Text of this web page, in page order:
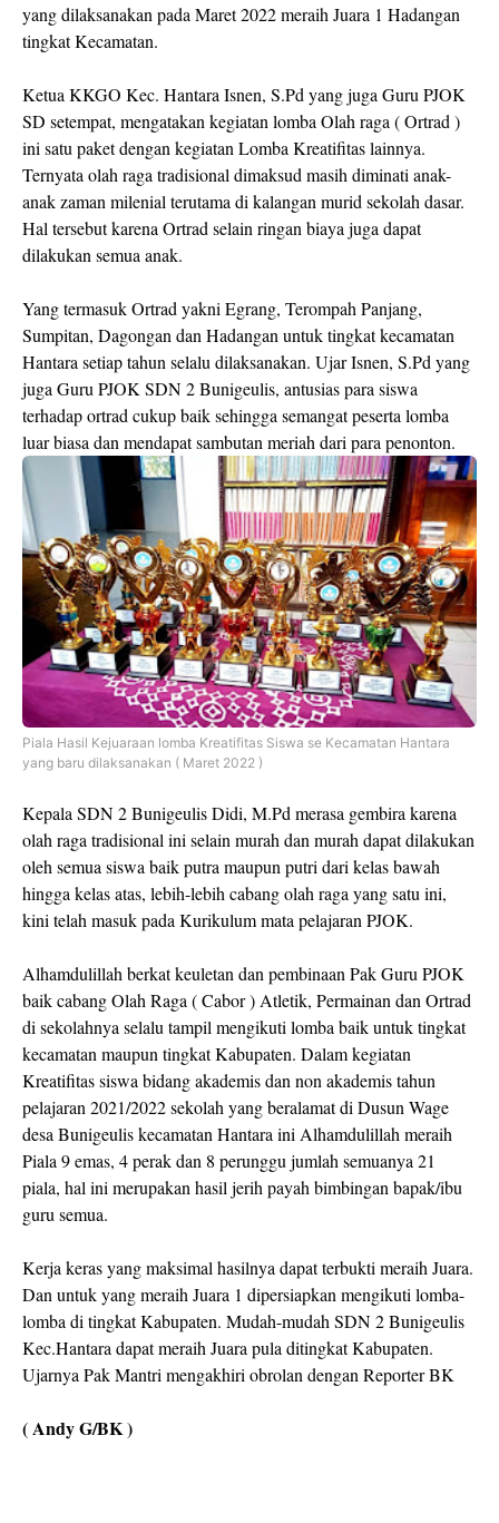
yang dilaksanakan pada Maret 2022 meraih Juara 1 Hadangan
tingkat Kecamatan.
Ketua KKGO Kec. Hantara Isnen, S.Pd yang juga Guru PJOK
SD setempat, mengatakan kegiatan lomba Olah raga ( Ortrad )
ini satu paket dengan kegiatan Lomba Kreatifitas lainnya.
Ternyata olah raga tradisional dimaksud masih diminati anak-
anak zaman milenial terutama di kalangan murid sekolah dasar.
Hal tersebut karena Ortrad selain ringan biaya juga dapat
dilakukan semua anak.
Yang termasuk Ortrad yakni Egrang, Terompah Panjang,
Sumpitan, Dagongan dan Hadangan untuk tingkat kecamatan
Hantara setiap tahun selalu dilaksanakan. Ujar Isnen, S.Pd yang
juga Guru PJOK SDN 2 Bunigeulis, antusias para siswa
terhadap ortrad cukup baik sehingga semangat peserta lomba
luar biasa dan mendapat sambutan meriah dari para penonton.
Piala Hasil Kejuaraan lomba Kreatifitas Siswa se Kecamatan Hantara
yang baru dilaksanakan ( Maret 2022 )
Kepala SDN 2 Bunigeulis Didi, M.Pd merasa gembira karena
olah raga tradisional ini selain murah dan murah dapat dilakukan
oleh semua siswa baik putra maupun putri dari kelas bawah
hingga kelas atas, lebih-lebih cabang olah raga yang satu ini,
kini telah masuk pada Kurikulum mata pelajaran PJOK.
Alhamdulillah berkat keuletan dan pembinaan Pak Guru PJOK
baik cabang Olah Raga ( Cabor ) Atletik, Permainan dan Ortrad
di sekolahnya selalu tampil mengikuti lomba baik untuk tingkat
kecamatan maupun tingkat Kabupaten. Dalam kegiatan
Kreatifitas siswa bidang akademis dan non akademis tahun
pelajaran 2021/2022 sekolah yang beralamat di Dusun Wage
desa Bunigeulis kecamatan Hantara ini Alhamdulillah meraih
Piala 9 emas, 4 perak dan 8 perunggu jumlah semuanya 21
piala, hal ini merupakan hasil jerih payah bimbingan bapak/ibu
guru semua.
Kerja keras yang maksimal hasilnya dapat terbukti meraih Juara.
Dan untuk yang meraih Juara 1 dipersiapkan mengikuti lomba-
lomba di tingkat Kabupaten. Mudah-mudah SDN 2 Bunigeulis
Kec.Hantara dapat meraih Juara pula ditingkat Kabupaten.
Ujarnya Pak Mantri mengakhiri obrolan dengan Reporter BK
( Andy G/BK )